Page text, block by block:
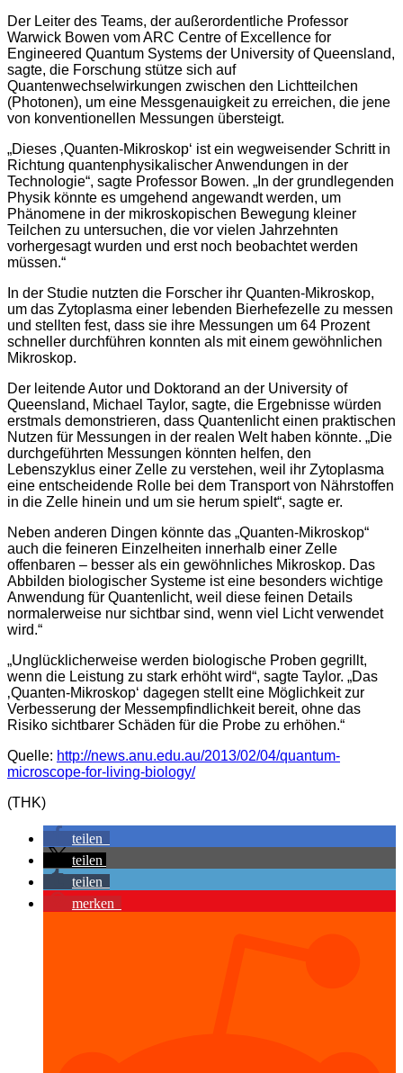
Der Leiter des Teams, der außerordentliche Professor
Warwick Bowen vom ARC Centre of Excellence for
Engineered Quantum Systems der University of Queensland,
sagte, die Forschung stütze sich auf
Quantenwechselwirkungen zwischen den Lichtteilchen
(Photonen), um eine Messgenauigkeit zu erreichen, die jene
von konventionellen Messungen übersteigt.
„Dieses ‚Quanten-Mikroskop‘ ist ein wegweisender Schritt in
Richtung quantenphysikalischer Anwendungen in der
Technologie“, sagte Professor Bowen. „In der grundlegenden
Physik könnte es umgehend angewandt werden, um
Phänomene in der mikroskopischen Bewegung kleiner
Teilchen zu untersuchen, die vor vielen Jahrzehnten
vorhergesagt wurden und erst noch beobachtet werden
müssen.“
In der Studie nutzten die Forscher ihr Quanten-Mikroskop,
um das Zytoplasma einer lebenden Bierhefezelle zu messen
und stellten fest, dass sie ihre Messungen um 64 Prozent
schneller durchführen konnten als mit einem gewöhnlichen
Mikroskop.
Der leitende Autor und Doktorand an der University of
Queensland, Michael Taylor, sagte, die Ergebnisse würden
erstmals demonstrieren, dass Quantenlicht einen praktischen
Nutzen für Messungen in der realen Welt haben könnte. „Die
durchgeführten Messungen könnten helfen, den
Lebenszyklus einer Zelle zu verstehen, weil ihr Zytoplasma
eine entscheidende Rolle bei dem Transport von Nährstoffen
in die Zelle hinein und um sie herum spielt“, sagte er.
Neben anderen Dingen könnte das „Quanten-Mikroskop“
auch die feineren Einzelheiten innerhalb einer Zelle
offenbaren – besser als ein gewöhnliches Mikroskop. Das
Abbilden biologischer Systeme ist eine besonders wichtige
Anwendung für Quantenlicht, weil diese feinen Details
normalerweise nur sichtbar sind, wenn viel Licht verwendet
wird.“
„Unglücklicherweise werden biologische Proben gegrillt,
wenn die Leistung zu stark erhöht wird“, sagte Taylor. „Das
‚Quanten-Mikroskop‘ dagegen stellt eine Möglichkeit zur
Verbesserung der Messempfindlichkeit bereit, ohne das
Risiko sichtbarer Schäden für die Probe zu erhöhen.“
Quelle: http://news.anu.edu.au/2013/02/04/quantum-
microscope-for-living-biology/
(THK)
teilen
teilen
teilen
merken